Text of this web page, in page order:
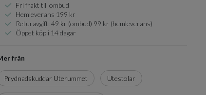
Fri frakt till ombud
Hemleverans 199 kr
Returavgift: 49 kr (ombud) 99 kr (hemleverans)
Öppet köp i 14 dagar
från
Prydnadskuddar Uterummet Utestolar